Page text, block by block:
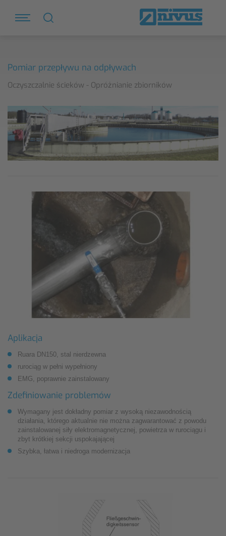
Pomiar przepływu na odpływach
Oczyszczalnie ścieków - Opróżnianie zbiorników
Aplikacja
Ruara DN150, stal nierdzewna
rurociąg w pełni wypełniony
EMG, poprawnie zainstalowany
Zdefiniowanie problemów
Wymagany jest dokładny pomiar z wysoką niezawodnością
działania, którego aktualnie nie można zagwarantować z powodu
zainstalowanej siły elektromagnetycznej, powietrza w rurociągu i
zbyt krótkiej sekcji uspokajającej
Szybka, łatwa i niedroga modernizacja